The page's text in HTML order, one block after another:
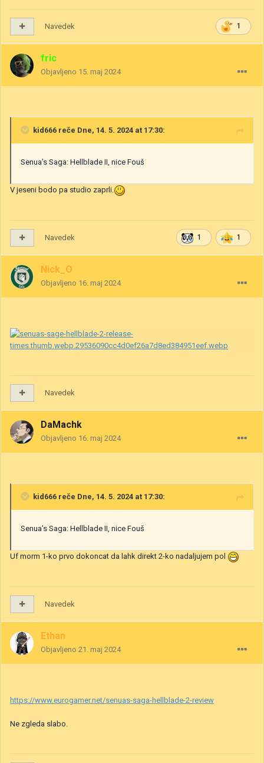
1
Navedek
fric
Objavljeno 15. maj 2024
kid666 reče Dne, 14. 5. 2024 at 17:30:
Senua’s Saga: Hellblade II, nice Fouš
V jeseni bodo pa studio zaprli.
1 1
Navedek
Nick_O
Objavljeno 16. maj 2024
Navedek
DaMachk
Objavljeno 16. maj 2024
kid666 reče Dne, 14. 5. 2024 at 17:30:
Senua’s Saga: Hellblade II, nice Fouš
Uf morm 1-ko prvo dokoncat da lahk direkt 2-ko nadaljujem pol
Navedek
Ethan
Objavljeno 21. maj 2024
https://www.eurogamer.net/senuas-saga-hellblade-2-review
Ne zgleda slabo.